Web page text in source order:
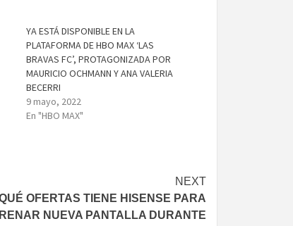
YA ESTÁ DISPONIBLE EN LA
PLATAFORMA DE HBO MAX ‘LAS
BRAVAS FC’, PROTAGONIZADA POR
MAURICIO OCHMANN Y ANA VALERIA
BECERRI
9 mayo, 2022
En "HBO MAX"
NEXT
OFERTAS TIENE HISENSE PARA
NUEVA PANTALLA DURANTE